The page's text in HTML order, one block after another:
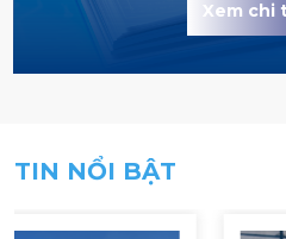
Xem chi
TIN NỔI BẬT